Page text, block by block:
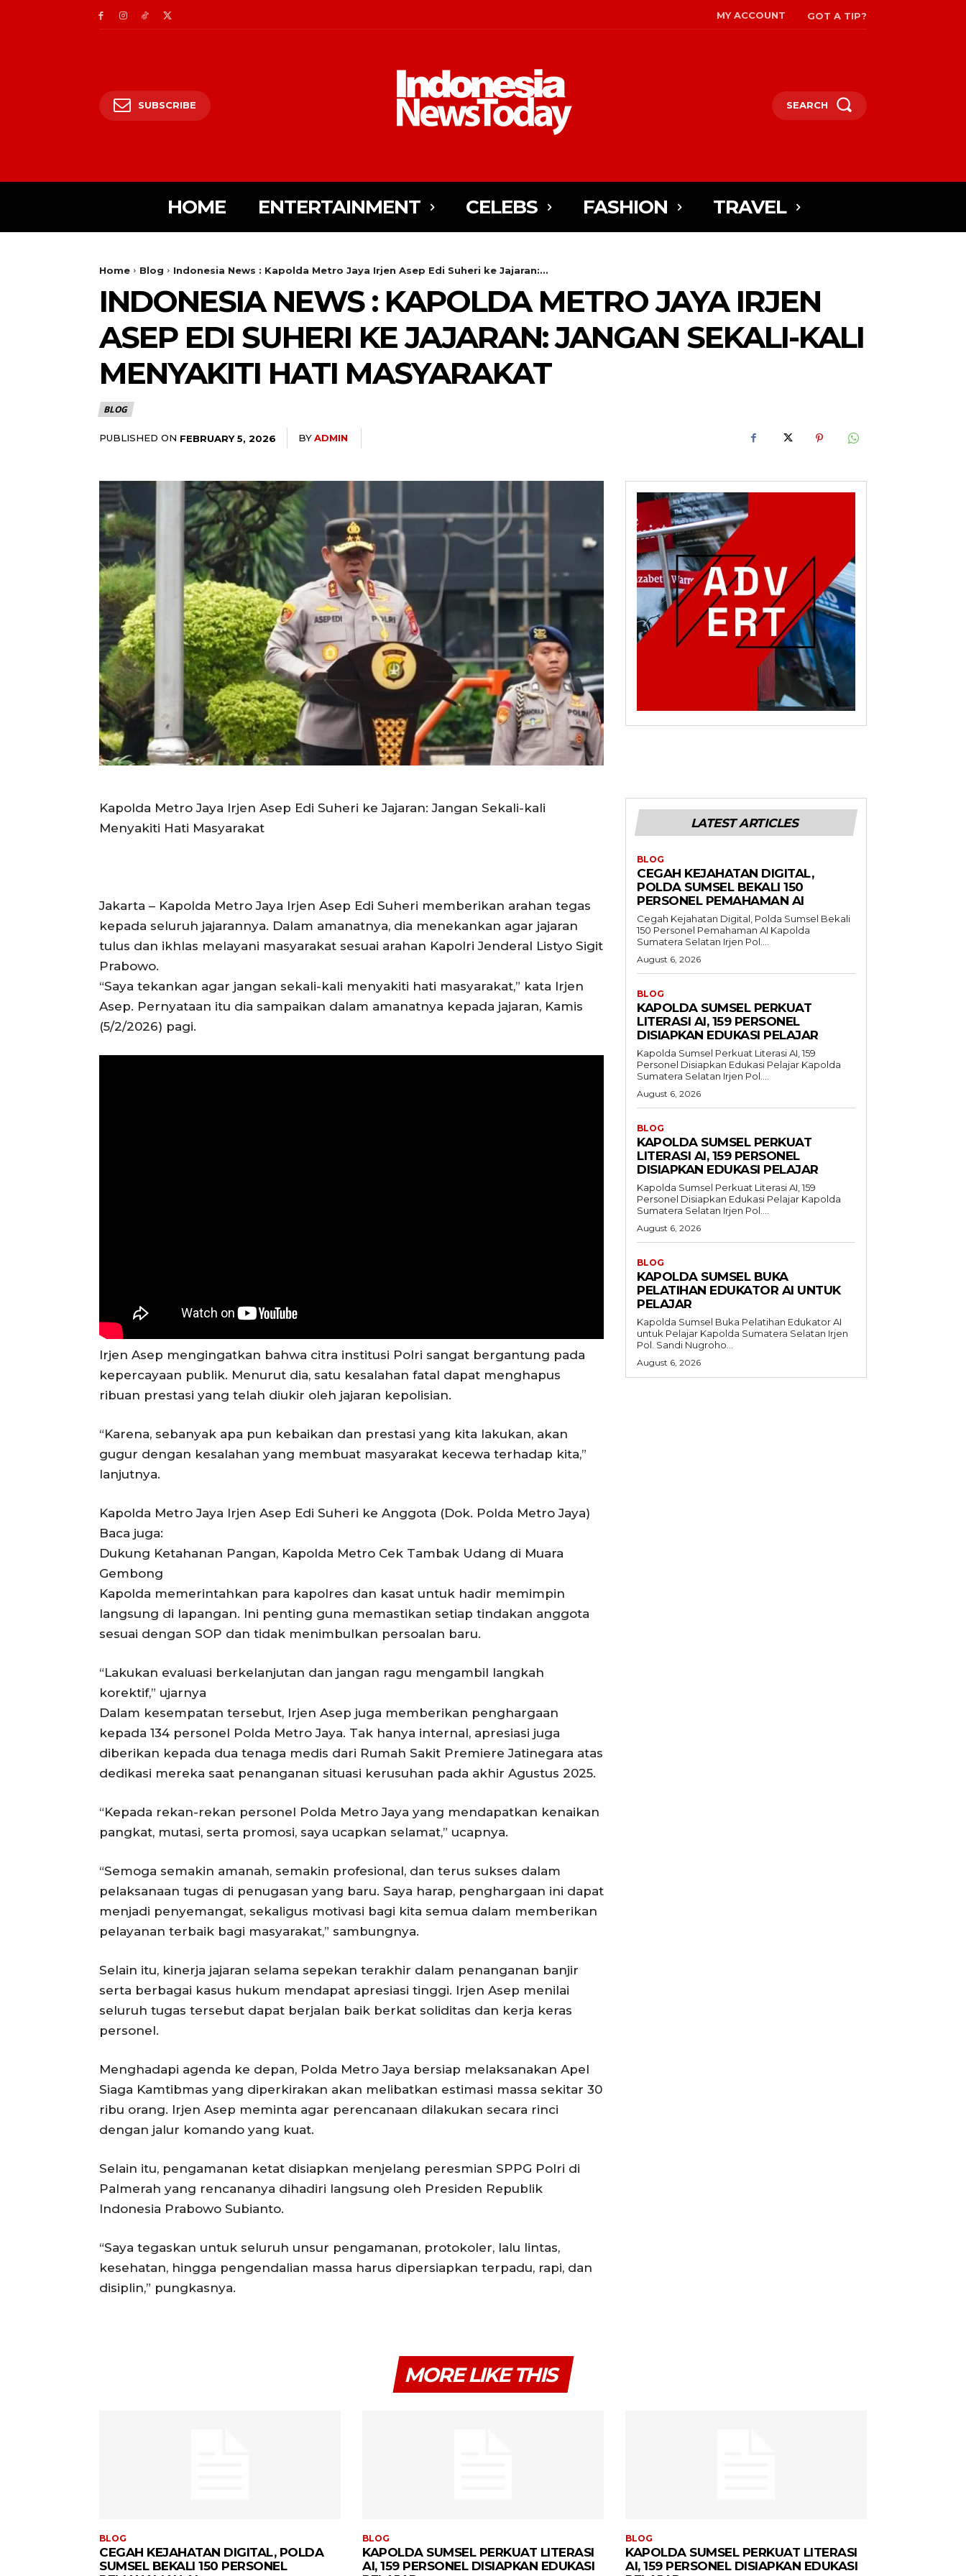
MY ACCOUNT GOT A TIP?
SUBSCRIBE SEARCH
HOME ENTERTAINMENT CELEBS FASHION TRAVEL
Home Blog Indonesia News : Kapolda Metro Jaya Irjen Asep Edi Suheri ke Jajaran:...
INDONESIA NEWS : KAPOLDA METRO JAYA IRJEN
ASEP EDI SUHERI KE JAJARAN: JANGAN SEKALI-KALI
MENYAKITI HATI MASYARAKAT
BLOG
PUBLISHED ON FEBRUARY 5, 2026 BYADMIN
Kapolda Metro Jaya Irjen Asep Edi Suheri ke Jajaran: Jangan Sekali-kali
Menyakiti Hati Masyarakat
Jakarta – Kapolda Metro Jaya Irjen Asep Edi Suheri memberikan arahan tegas
kepada seluruh jajarannya. Dalam amanatnya, dia menekankan agar jajaran
tulus dan ikhlas melayani masyarakat sesuai arahan Kapolri Jenderal Listyo Sigit
Prabowo.
“Saya tekankan agar jangan sekali-kali menyakiti hati masyarakat,” kata Irjen
Asep. Pernyataan itu dia sampaikan dalam amanatnya kepada jajaran, Kamis
(5/2/2026) pagi.
Irjen Asep mengingatkan bahwa citra institusi Polri sangat bergantung pada
kepercayaan publik. Menurut dia, satu kesalahan fatal dapat menghapus
ribuan prestasi yang telah diukir oleh jajaran kepolisian.
“Karena, sebanyak apa pun kebaikan dan prestasi yang kita lakukan, akan
gugur dengan kesalahan yang membuat masyarakat kecewa terhadap kita,”
lanjutnya.
Kapolda Metro Jaya Irjen Asep Edi Suheri ke Anggota (Dok. Polda Metro Jaya)
Baca juga:
Dukung Ketahanan Pangan, Kapolda Metro Cek Tambak Udang di Muara
Gembong
Kapolda memerintahkan para kapolres dan kasat untuk hadir memimpin
langsung di lapangan. Ini penting guna memastikan setiap tindakan anggota
sesuai dengan SOP dan tidak menimbulkan persoalan baru.
“Lakukan evaluasi berkelanjutan dan jangan ragu mengambil langkah
korektif,” ujarnya
Dalam kesempatan tersebut, Irjen Asep juga memberikan penghargaan
kepada 134 personel Polda Metro Jaya. Tak hanya internal, apresiasi juga
diberikan kepada dua tenaga medis dari Rumah Sakit Premiere Jatinegara atas
dedikasi mereka saat penanganan situasi kerusuhan pada akhir Agustus 2025.
“Kepada rekan-rekan personel Polda Metro Jaya yang mendapatkan kenaikan
pangkat, mutasi, serta promosi, saya ucapkan selamat,” ucapnya.
“Semoga semakin amanah, semakin profesional, dan terus sukses dalam
pelaksanaan tugas di penugasan yang baru. Saya harap, penghargaan ini dapat
menjadi penyemangat, sekaligus motivasi bagi kita semua dalam memberikan
pelayanan terbaik bagi masyarakat,” sambungnya.
Selain itu, kinerja jajaran selama sepekan terakhir dalam penanganan banjir
serta berbagai kasus hukum mendapat apresiasi tinggi. Irjen Asep menilai
seluruh tugas tersebut dapat berjalan baik berkat soliditas dan kerja keras
personel.
Menghadapi agenda ke depan, Polda Metro Jaya bersiap melaksanakan Apel
Siaga Kamtibmas yang diperkirakan akan melibatkan estimasi massa sekitar 30
ribu orang. Irjen Asep meminta agar perencanaan dilakukan secara rinci
dengan jalur komando yang kuat.
Selain itu, pengamanan ketat disiapkan menjelang peresmian SPPG Polri di
Palmerah yang rencananya dihadiri langsung oleh Presiden Republik
Indonesia Prabowo Subianto.
“Saya tegaskan untuk seluruh unsur pengamanan, protokoler, lalu lintas,
kesehatan, hingga pengendalian massa harus dipersiapkan terpadu, rapi, dan
disiplin,” pungkasnya.
LATEST ARTICLES
BLOG
CEGAH KEJAHATAN DIGITAL,
POLDA SUMSEL BEKALI 150
PERSONEL PEMAHAMAN AI
Cegah Kejahatan Digital, Polda Sumsel Bekali
150 Personel Pemahaman AI Kapolda
Sumatera Selatan Irjen Pol....
August 6, 2026
BLOG
KAPOLDA SUMSEL PERKUAT
LITERASI AI, 159 PERSONEL
DISIAPKAN EDUKASI PELAJAR
Kapolda Sumsel Perkuat Literasi AI, 159
Personel Disiapkan Edukasi Pelajar Kapolda
Sumatera Selatan Irjen Pol....
August 6, 2026
BLOG
KAPOLDA SUMSEL PERKUAT
LITERASI AI, 159 PERSONEL
DISIAPKAN EDUKASI PELAJAR
Kapolda Sumsel Perkuat Literasi AI, 159
Personel Disiapkan Edukasi Pelajar Kapolda
Sumatera Selatan Irjen Pol....
August 6, 2026
BLOG
KAPOLDA SUMSEL BUKA
PELATIHAN EDUKATOR AI UNTUK
PELAJAR
Kapolda Sumsel Buka Pelatihan Edukator AI
untuk Pelajar Kapolda Sumatera Selatan Irjen
Pol. Sandi Nugroho...
August 6, 2026
MORE LIKE THIS
BLOG
CEGAH KEJAHATAN DIGITAL, POLDA
SUMSEL BEKALI 150 PERSONEL
BLOG
KAPOLDA SUMSEL PERKUAT LITERASI
AI, 159 PERSONEL DISIAPKAN EDUKASI
BLOG
KAPOLDA SUMSEL PERKUAT LITERASI
AI, 159 PERSONEL DISIAPKAN EDUKASI